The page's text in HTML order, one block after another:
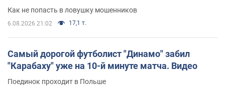
Как не попасть в ловушку мошенников
6.08.2026 21:02 17,1 т.
Самый дорогой футболист "Динамо" забил
"Карабаху" уже на 10-й минуте матча. Видео
Поединок проходит в Польше